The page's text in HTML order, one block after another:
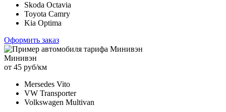
Skoda Octavia
Toyota Camry
Kia Optima
Оформить заказ
Минивэн
от 45 руб/км
Mersedes Vito
VW Transporter
Volkswagen Multivan